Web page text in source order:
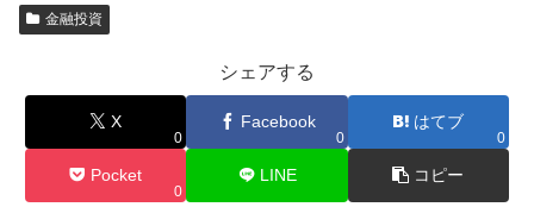
金融投資
シェアする
X
0
Facebook
0
はてブ
0
Pocket
0
LINE コピー